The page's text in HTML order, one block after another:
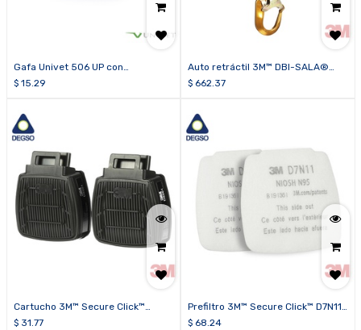
Gafa Univet 506 UP con
tecnología Vanguard PLUS
$ 15.29
Auto retráctil 3M™ DBI-SALA®
Nano-Lok™ 3100525 de cinta de 6
$ 662.37
Cartucho 3M™ Secure Click™
D8001
$ 31.77
Prefiltro 3M™ Secure Click™ D7N11
(caja de 20 unidades)
$ 68.24